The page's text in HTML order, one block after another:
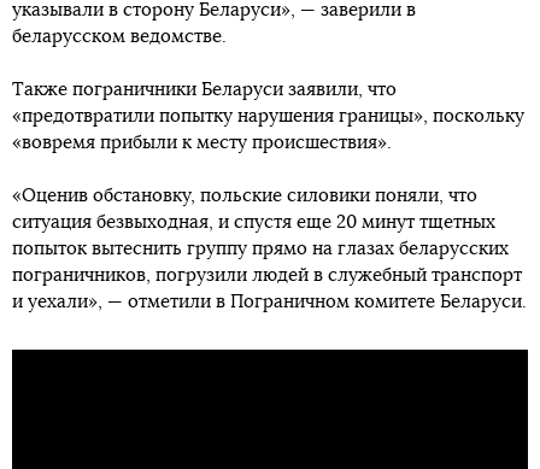
указывали в сторону Беларуси», — заверили в
беларусском ведомстве.
Также пограничники Беларуси заявили, что
«предотвратили попытку нарушения границы», поскольку
«вовремя прибыли к месту происшествия».
«Оценив обстановку, польские силовики поняли, что
ситуация безвыходная, и спустя еще 20 минут тщетных
попыток вытеснить группу прямо на глазах беларусских
пограничников, погрузили людей в служебный транспорт
и уехали», — отметили в Пограничном комитете Беларуси.